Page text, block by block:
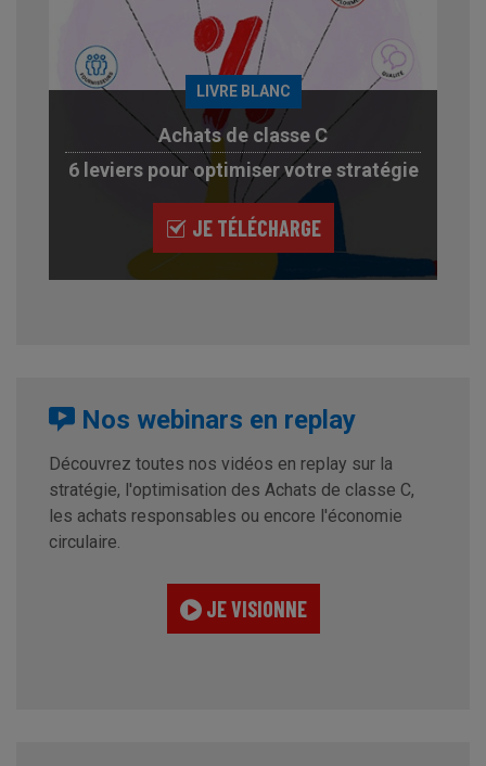
LIVRE BLANC
Achats de classe C
6 leviers pour optimiser votre stratégie
JE TÉLÉCHARGE
Nos webinars en replay
Découvrez toutes nos vidéos en replay sur la
stratégie, l'optimisation des Achats de classe C,
les achats responsables ou encore l'économie
circulaire.
JE VISIONNE